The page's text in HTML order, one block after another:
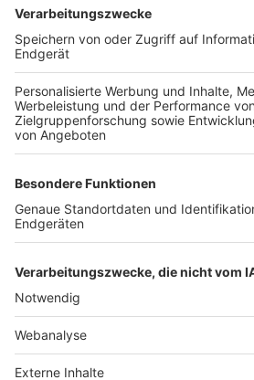
TOP-VEREINE
TOP-PARTNER
Nutzungsbedingungen Datenschutz